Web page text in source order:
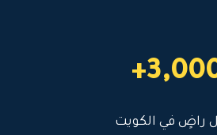
راضٍ في الكويت